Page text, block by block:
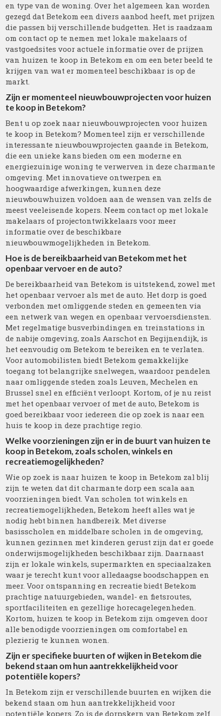
en type van de woning. Over het algemeen kan worden
gezegd dat Betekom een divers aanbod heeft, met prijzen
die passen bij verschillende budgetten. Het is raadzaam
om contact op te nemen met lokale makelaars of
vastgoedsites voor actuele informatie over de prijzen
van huizen te koop in Betekom en om een beter beeld te
krijgen van wat er momenteel beschikbaar is op de
markt.
Zijn er momenteel nieuwbouwprojecten voor huizen
te koop in Betekom?
Bent u op zoek naar nieuwbouwprojecten voor huizen
te koop in Betekom? Momenteel zijn er verschillende
interessante nieuwbouwprojecten gaande in Betekom,
die een unieke kans bieden om een moderne en
energiezuinige woning te verwerven in deze charmante
omgeving. Met innovatieve ontwerpen en
hoogwaardige afwerkingen, kunnen deze
nieuwbouwhuizen voldoen aan de wensen van zelfs de
meest veeleisende kopers. Neem contact op met lokale
makelaars of projectontwikkelaars voor meer
informatie over de beschikbare
nieuwbouwmogelijkheden in Betekom.
Hoe is de bereikbaarheid van Betekom met het
openbaar vervoer en de auto?
De bereikbaarheid van Betekom is uitstekend, zowel met
het openbaar vervoer als met de auto. Het dorp is goed
verbonden met omliggende steden en gemeenten via
een netwerk van wegen en openbaar vervoersdiensten.
Met regelmatige busverbindingen en treinstations in
de nabije omgeving, zoals Aarschot en Begijnendijk, is
het eenvoudig om Betekom te bereiken en te verlaten.
Voor automobilisten biedt Betekom gemakkelijke
toegang tot belangrijke snelwegen, waardoor pendelen
naar omliggende steden zoals Leuven, Mechelen en
Brussel snel en efficiënt verloopt. Kortom, of je nu reist
met het openbaar vervoer of met de auto, Betekom is
goed bereikbaar voor iedereen die op zoek is naar een
huis te koop in deze prachtige regio.
Welke voorzieningen zijn er in de buurt van huizen te
koop in Betekom, zoals scholen, winkels en
recreatiemogelijkheden?
Wie op zoek is naar huizen te koop in Betekom zal blij
zijn te weten dat dit charmante dorp een scala aan
voorzieningen biedt. Van scholen tot winkels en
recreatiemogelijkheden, Betekom heeft alles wat je
nodig hebt binnen handbereik. Met diverse
basisscholen en middelbare scholen in de omgeving,
kunnen gezinnen met kinderen gerust zijn dat er goede
onderwijsmogelijkheden beschikbaar zijn. Daarnaast
zijn er lokale winkels, supermarkten en speciaalzaken
waar je terecht kunt voor alledaagse boodschappen en
meer. Voor ontspanning en recreatie biedt Betekom
prachtige natuurgebieden, wandel- en fietsroutes,
sportfaciliteiten en gezellige horecagelegenheden.
Kortom, huizen te koop in Betekom zijn omgeven door
alle benodigde voorzieningen om comfortabel en
plezierig te kunnen wonen.
Zijn er specifieke buurten of wijken in Betekom die
bekend staan om hun aantrekkelijkheid voor
potentiële kopers?
In Betekom zijn er verschillende buurten en wijken die
bekend staan om hun aantrekkelijkheid voor
potentiële kopers. Zo is de dorpskern van Betekom zelf